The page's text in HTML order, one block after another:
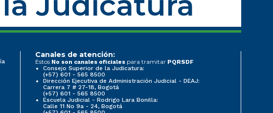
Canales de atención:
Estos No son canales oficiales para tramitar PQRSDF
Consejo Superior de la Judicatura:
(+57) 601 - 565 8500
Dirección Ejecutiva de Administración Judicial - DEAJ:
Carrera 7 # 27-18, Bogotá
(+57) 601 - 565 8500
Escuela Judicial - Rodrigo Lara Bonilla:
Calle 11 No 9a - 24, Bogotá